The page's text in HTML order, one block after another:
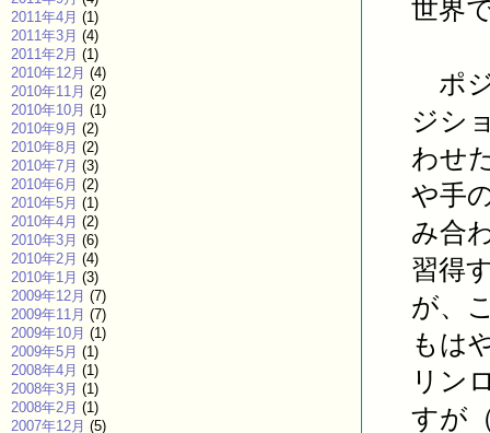
世界
ポ
ジシ
わせ
や手
み合
習得
が、
もは
リン
すが
2011年4月 (1)
2011年3月 (4)
2011年2月 (1)
2010年12月 (4)
2010年11月 (2)
2010年10月 (1)
2010年9月 (2)
2010年8月 (2)
2010年7月 (3)
2010年6月 (2)
2010年5月 (1)
2010年4月 (2)
2010年3月 (6)
2010年2月 (4)
2010年1月 (3)
2009年12月 (7)
2009年11月 (7)
2009年10月 (1)
2009年5月 (1)
2008年4月 (1)
2008年3月 (1)
2008年2月 (1)
2007年12月 (5)